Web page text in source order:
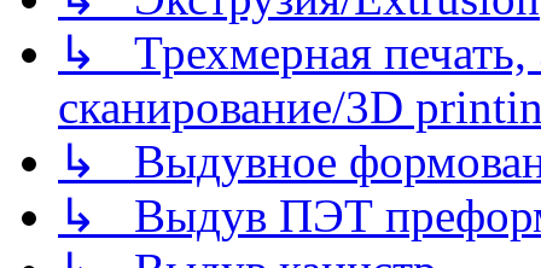
↳ Трехмерная
сканирование/3D
↳ Выдувное
↳ Выдув ПЭТ